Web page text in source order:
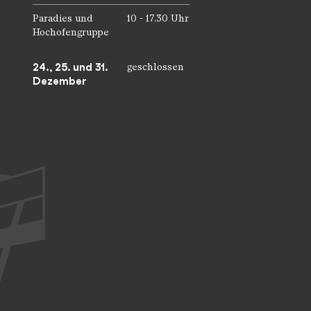
Paradies und
Hochofengruppe
10 - 17.30 Uhr
24., 25. und 31.
Dezember
geschlossen